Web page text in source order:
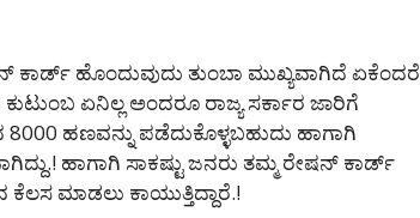
ಕಾರ್ಡ್ ಹೊಂದುವುದು ತುಂಬಾ ಮುಖ್ಯವಾಗಿದೆ ಏಕೆಂದರೆ
ಏನಿಲ್ಲ ಅಂದರೂ ರಾಜ್ಯ ಸರ್ಕಾರ ಜಾರಿಗೆ
ಹಣವನ್ನು ಪಡೆದುಕೊಳ್ಳಬಹುದು ಹಾಗಾಗಿ
ಹಾಗಾಗಿ ಸಾಕಷ್ಟು ಜನರು ತಮ್ಮ ರೇಷನ್ ಕಾರ್ಡ್
ಮಾಡಲು ಕಾಯುತ್ತಿದ್ದಾರೆ.!